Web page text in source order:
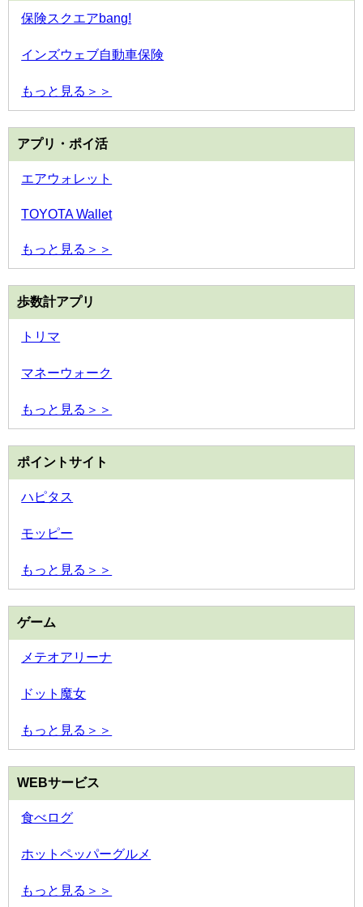
保険スクエアbang!
インズウェブ自動車保険
もっと見る＞＞
アプリ・ポイ活
エアウォレット
TOYOTA Wallet
もっと見る＞＞
歩数計アプリ
トリマ
マネーウォーク
もっと見る＞＞
ポイントサイト
ハピタス
モッピー
もっと見る＞＞
ゲーム
メテオアリーナ
ドット魔女
もっと見る＞＞
WEBサービス
食べログ
ホットペッパーグルメ
もっと見る＞＞